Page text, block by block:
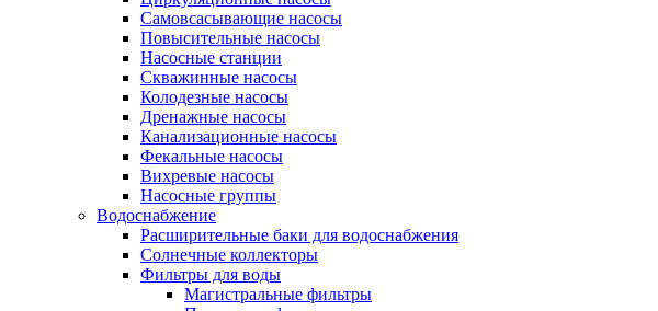
Самовсасывающие насосы
Повысительные насосы
Насосные станции
Скважинные насосы
Колодезные насосы
Дренажные насосы
Канализационные насосы
Фекальные насосы
Вихревые насосы
Насосные группы
Водоснабжение
Расширительные баки для водоснабжения
Солнечные коллекторы
Фильтры для воды
Магистральные фильтры